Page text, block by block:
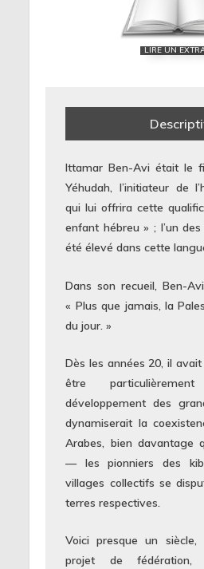
LIRE UN
Ittamar Ben-Avi était le
Yéhudah, l’initiateur de
qui lui offrira cette
enfant hébreu » ; l’un
été élevé dans cette
Dans son recueil, Ben-
« Plus que jamais, la
du jour. »
Dès les années 20, il avait
être
développement des
dynamiserait la
Arabes, bien davantage
— les pionniers des
villages collectifs se
terres respectives.
Voici presque un siècle,
projet de